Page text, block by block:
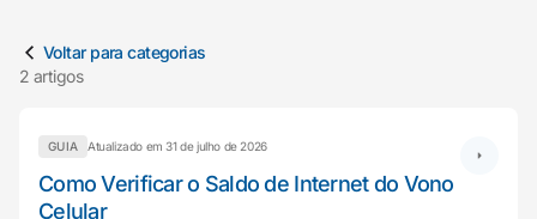
Artigos em Celular
Voltar para categorias
2 artigos
GUIA Atualizado em 31 de julho de 2026
Como Verificar o Saldo de Internet do Vono
Celular